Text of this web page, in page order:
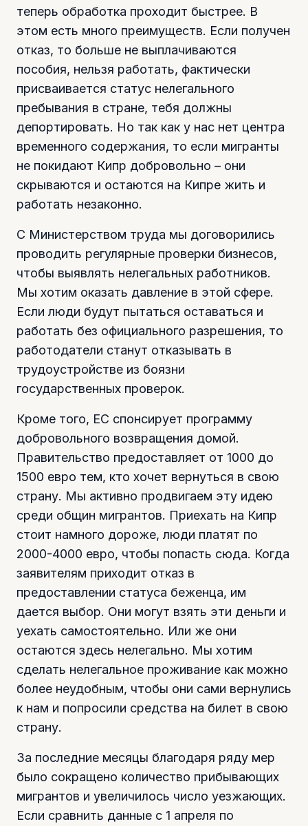
теперь обработка проходит быстрее. В
этом есть много преимуществ. Если получен
отказ, то больше не выплачиваются
пособия, нельзя работать, фактически
присваивается статус нелегального
пребывания в стране, тебя должны
депортировать. Но так как у нас нет центра
временного содержания, то если мигранты
не покидают Кипр добровольно – они
скрываются и остаются на Кипре жить и
работать незаконно.
С Министерством труда мы договорились
проводить регулярные проверки бизнесов,
чтобы выявлять нелегальных работников.
Мы хотим оказать давление в этой сфере.
Если люди будут пытаться оставаться и
работать без официального разрешения, то
работодатели станут отказывать в
трудоустройстве из боязни
государственных проверок.
Кроме того, ЕС спонсирует программу
добровольного возвращения домой.
Правительство предоставляет от 1000 до
1500 евро тем, кто хочет вернуться в свою
страну. Мы активно продвигаем эту идею
среди общин мигрантов. Приехать на Кипр
стоит намного дороже, люди платят по
2000-4000 евро, чтобы попасть сюда. Когда
заявителям приходит отказ в
предоставлении статуса беженца, им
дается выбор. Они могут взять эти деньги и
уехать самостоятельно. Или же они
остаются здесь нелегально. Мы хотим
сделать нелегальное проживание как можно
более неудобным, чтобы они сами вернулись
к нам и попросили средства на билет в свою
страну.
За последние месяцы благодаря ряду мер
было сокращено количество прибывающих
мигрантов и увеличилось число уезжающих.
Если сравнить данные с 1 апреля по